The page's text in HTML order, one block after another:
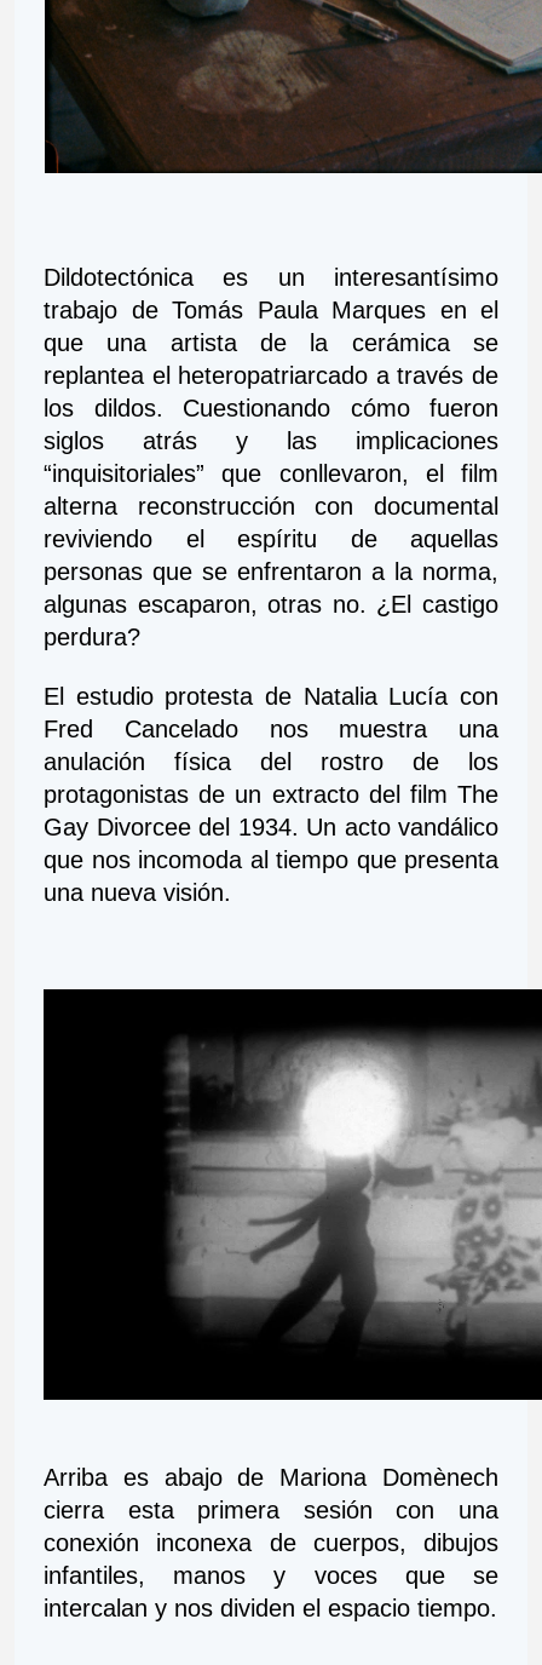
Dildotectónica es un interesantísimo
trabajo de Tomás Paula Marques en el
que una artista de la cerámica se
replantea el heteropatriarcado a través de
los dildos. Cuestionando cómo fueron
siglos atrás y las implicaciones
“inquisitoriales” que conllevaron, el film
alterna reconstrucción con documental
reviviendo el espíritu de aquellas
personas que se enfrentaron a la norma,
algunas escaparon, otras no. ¿El castigo
perdura?
El estudio protesta de Natalia Lucía con
Fred Cancelado nos muestra una
anulación física del rostro de los
protagonistas de un extracto del film The
Gay Divorcee del 1934. Un acto vandálico
que nos incomoda al tiempo que presenta
una nueva visión.
Arriba es abajo de Mariona Domènech
cierra esta primera sesión con una
conexión inconexa de cuerpos, dibujos
infantiles, manos y voces que se
intercalan y nos dividen el espacio tiempo.